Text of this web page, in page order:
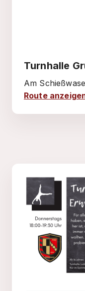
Turnhalle
Am
Route